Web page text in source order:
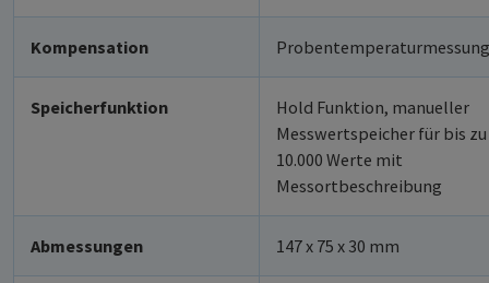
Kompensation Probentemperaturmessung
Speicherfunktion
Hold Funktion, manueller
Messwertspeicher für bis zu
10.000 Werte mit
Messortbeschreibung
Abmessungen 147 x 75 x 30 mm